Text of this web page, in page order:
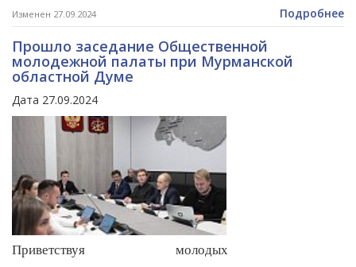
Изменен 27.09.2024 Подробнее
Прошло заседание Общественной
молодежной палаты при Мурманской
областной Думе
Дата 27.09.2024
Приветствуя молодых